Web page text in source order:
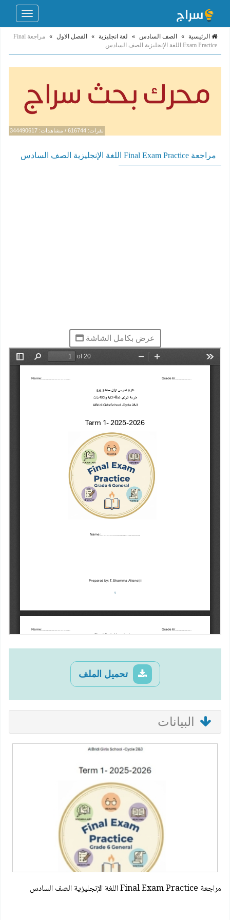
Toggle
الرئيسية » الصف السادس » لغة انجليزية » الفصل الاول »
مراجعة Final
Exam Practice اللغة الإنجليزية الصف السادس
نقرات: 616744 / مشاهدات: 344490617
مراجعة Final Exam Practice اللغة الإنجليزية الصف السادس
عرض بكامل الشاشة
تحميل الملف
البيانات
مراجعة Final Exam Practice اللغة الإنجليزية الصف السادس